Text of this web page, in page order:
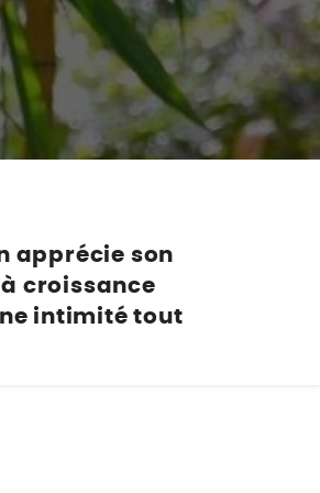
nos marques
de la nature
de plantes
de la nature
apprécie son
à croissance
intimité tout